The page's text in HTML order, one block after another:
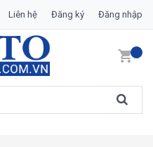
Liên hệ Đăng ký Đăng nhập